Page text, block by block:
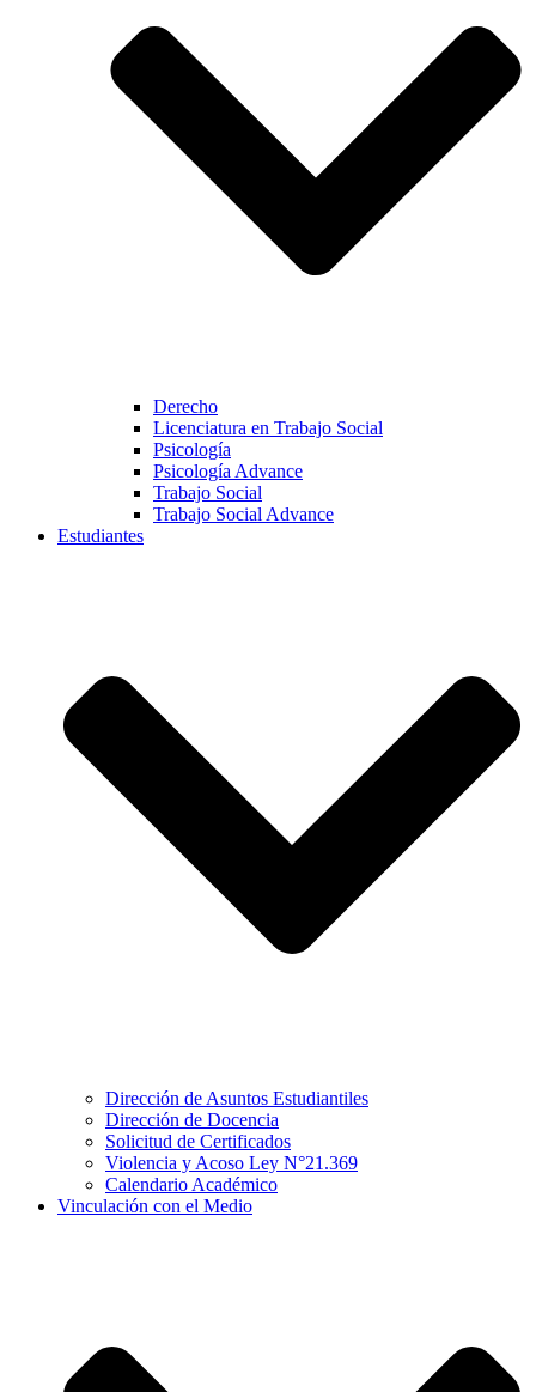
Derecho
Licenciatura en Trabajo Social
Psicología
Psicología Advance
Trabajo Social
Trabajo Social Advance
Estudiantes
Dirección de Asuntos Estudiantiles
Dirección de Docencia
Solicitud de Certificados
Violencia y Acoso Ley N°21.369
Calendario Académico
Vinculación con el Medio